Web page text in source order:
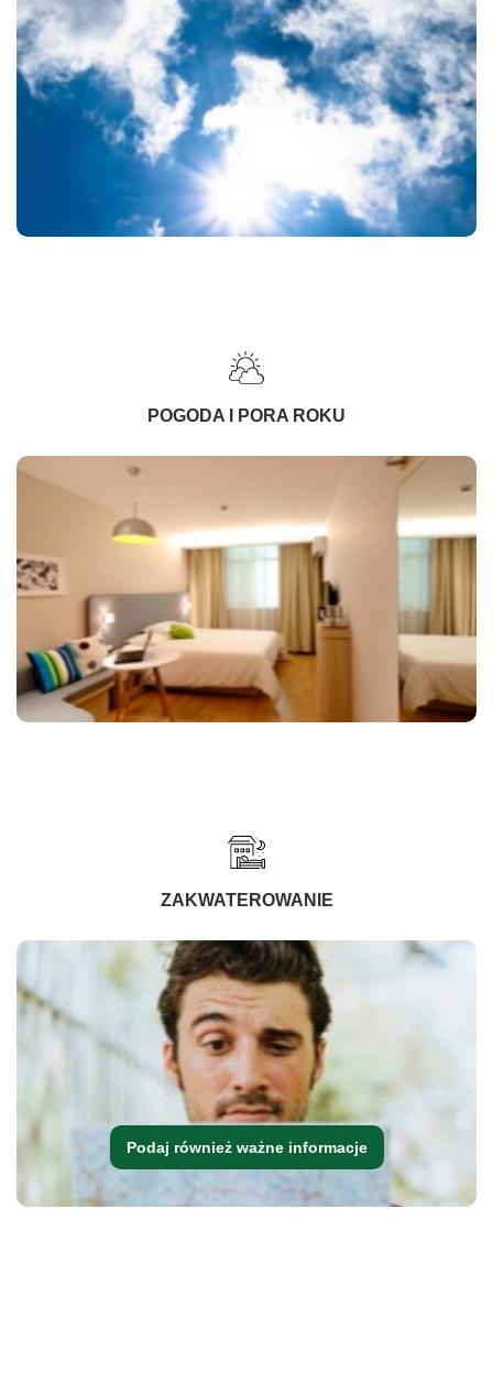
POGODA I PORA ROKU
ZAKWATEROWANIE
Podaj również ważne informacje